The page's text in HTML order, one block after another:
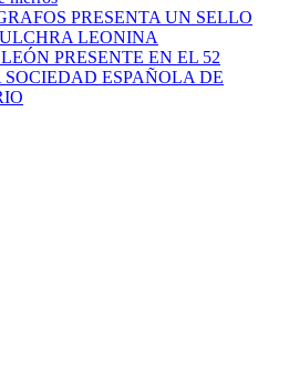
PRESENTA UN SELLO
LEONINA
PRESENTE EN EL 52
ESPAÑOLA DE